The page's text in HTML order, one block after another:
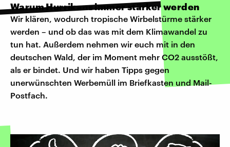
Warum Hurrikans immer stärker werden
Wir klären, wodurch tropische Wirbelstürme stärker
werden – und ob das was mit dem Klimawandel zu
tun hat. Außerdem nehmen wir euch mit in den
deutschen Wald, der im Moment mehr CO2 ausstößt,
als er bindet. Und wir haben Tipps gegen
unerwünschten Werbemüll im Briefkasten und Mail-
Postfach.